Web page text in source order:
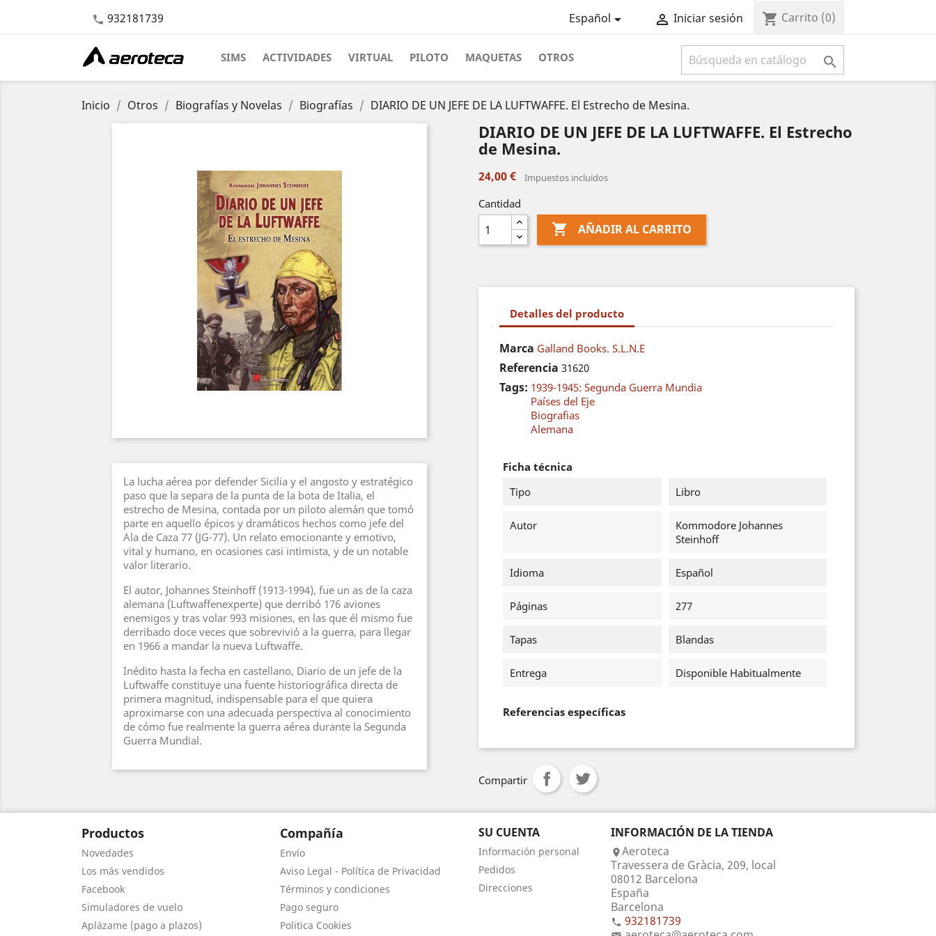
 932181739 Español  Iniciar sesión shopping_cart Carrito (0)
SIMS ACTIVIDADES VIRTUAL PILOTO MAQUETAS OTROS 
Inicio Otros Biografías y Novelas Biografías DIARIO DE UN JEFE DE LA LUFTWAFFE. El Estrecho de Mesina.
La lucha aérea por defender Sicilia y el angosto y estratégico
paso que la separa de la punta de la bota de Italia, el
estrecho de Mesina, contada por un piloto alemán que tomó
parte en aquello épicos y dramáticos hechos como jefe del
Ala de Caza 77 (JG-77). Un relato emocionante y emotivo,
vital y humano, en ocasiones casi intimista, y de un notable
valor literario.
El autor, Johannes Steinhoff (1913-1994), fue un as de la caza
alemana (Luftwaffenexperte) que derribó 176 aviones
enemigos y tras volar 993 misiones, en las que él mismo fue
derribado doce veces que sobrevivió a la guerra, para llegar
en 1966 a mandar la nueva Luftwaffe.
Inédito hasta la fecha en castellano, Diario de un jefe de la
Luftwaffe constituye una fuente historiográfica directa de
primera magnitud, indispensable para el que quiera
aproximarse con una adecuada perspectiva al conocimiento
de cómo fue realmente la guerra aérea durante la Segunda
Guerra Mundial.
DIARIO DE UN JEFE DE LA LUFTWAFFE. El Estrecho
de Mesina.
24,00 € Impuestos incluidos
Cantidad
 AÑADIR AL CARRITO
Detalles del producto
Marca Galland Books. S.L.N.E
Referencia 31620
Tags: 1939-1945: Segunda Guerra Mundia
Países del Eje
Biografias
Alemana
Ficha técnica
Tipo
Libro
Autor
Kommodore Johannes
Steinhoff
Idioma Español
Páginas 277
Tapas Blandas
Entrega Disponible Habitualmente
Referencias específicas
Compartir
Productos
Novedades
Los más vendidos
Facebook
Simuladores de vuelo
Aplázame (pago a plazos)
Compañía
Envío
Aviso Legal - Política de Privacidad
Términos y condiciones
Pago seguro
Politica Cookies
SU CUENTA
Información personal
Pedidos
Direcciones
INFORMACIÓN DE LA TIENDA
Aeroteca
Travessera de Gràcia, 209, local
08012 Barcelona
España
Barcelona
 932181739